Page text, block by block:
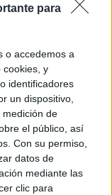
para
o accedemos a
cookies, y
identificadores
un dispositivo,
medición de
el público, así
Con su permiso,
datos de
mediante las
clic para